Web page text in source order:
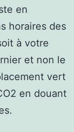
en
horaires des
à votre
et non le
vert
en douant